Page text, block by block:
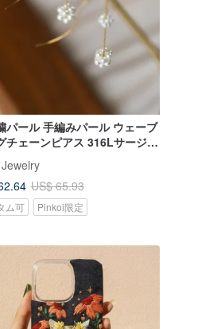
パール 手編みパール ウェーブ
チェーンピアス 316Lサージカ
レス
US$ 65.93
ム可 Pinkoi限定